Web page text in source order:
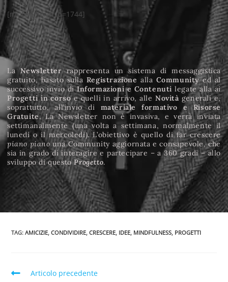
[mc4wp_form id=1744]
LaNewsletterrappresenta un sistema di messaggistica
gratuito, basato sulla Registrazione alla Communityed al
successivo invio diInformazioni e Contenutilegate alla ai
Progetti in corsoe quelli in arrivo, alle Novità generali e,
soprattutto, all’invio di materiale formativo e Risorse
Gratuite. La Newsletter non è invasiva, e verrà inviata
settimanalmente (una volta a settimana, normalmente il
lunedì o il mercoledì). L’obiettivo è quello di far crescere
piano pianouna Community aggiornata e consapevole, che
sia in grado di interagire e partecipare – a 360 gradi – allo
sviluppo di questoProgetto.
TAG:AMICIZIE, CONDIVIDIRE, CRESCERE, IDEE, MINDFULNESS, PROGETTI
Articolo precedente